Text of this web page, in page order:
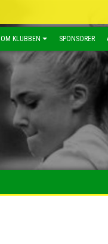
OM KLUBBEN SPONSORER